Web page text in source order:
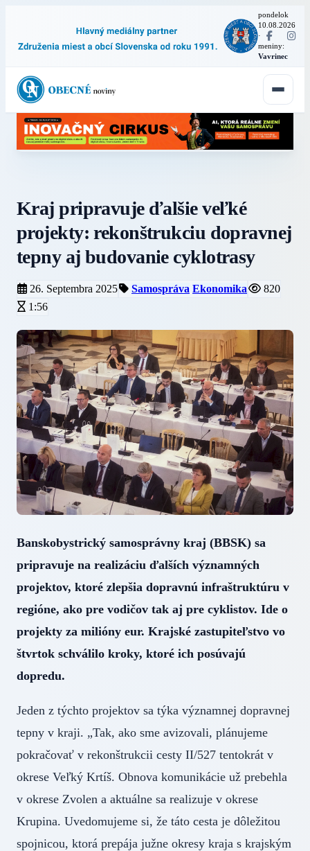
pondelok
10.08.2026
·
meniny:
Vavrinec
Kraj pripravuje ďalšie veľké
projekty: rekonštrukciu dopravnej
tepny aj budovanie cyklotrasy
26. Septembra 2025 Samospráva Ekonomika
820
1:56
Banskobystrický samosprávny kraj (BBSK) sa
pripravuje na realizáciu ďalších významných
projektov, ktoré zlepšia dopravnú infraštruktúru v
regióne, ako pre vodičov tak aj pre cyklistov. Ide o
projekty za milióny eur. Krajské zastupiteľstvo vo
štvrtok schválilo kroky, ktoré ich posúvajú
dopredu.
Jeden z týchto projektov sa týka významnej dopravnej
tepny v kraji. „Tak, ako sme avizovali, plánujeme
pokračovať v rekonštrukcii cesty II/527 tentokrát v
okrese Veľký Krtíš. Obnova komunikácie už prebehla
v okrese Zvolen a aktuálne sa realizuje v okrese
Krupina. Uvedomujeme si, že táto cesta je dôležitou
spojnicou, ktorá prepája južne okresy kraja s krajským